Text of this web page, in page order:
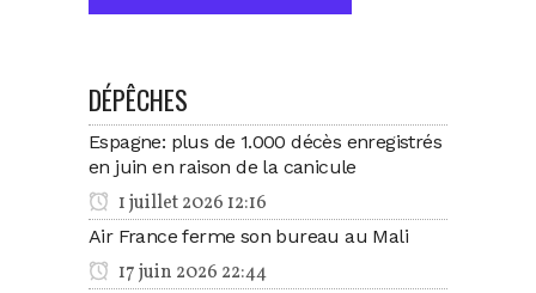
DÉPÊCHES
Espagne: plus de 1.000 décès enregistrés
en juin en raison de la canicule
1 juillet 2026 12:16
Air France ferme son bureau au Mali
17 juin 2026 22:44